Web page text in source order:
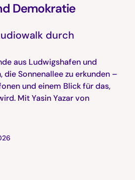
Demokratie
durch
aus Ludwigshafen und
die Sonnenallee zu erkunden –
und einem Blick für das,
Mit Yasin Yazar von